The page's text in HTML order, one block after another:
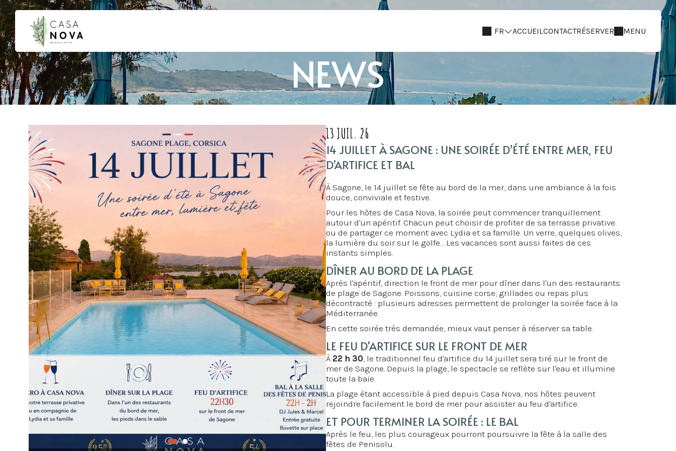
FR ACCUEILCONTACTRÉSERVER MENU
NEWS
13 JUIL. 26
14 JUILLET À SAGONE : UNE SOIRÉE D’ÉTÉ ENTRE MER, FEU
D’ARTIFICE ET BAL
À Sagone, le 14 juillet se fête au bord de la mer, dans une ambiance à la fois
douce, conviviale et festive.
Pour les hôtes de Casa Nova, la soirée peut commencer tranquillement
autour d'un apéritif. Chacun peut choisir de profiter de sa terrasse privative
ou de partager ce moment avec Lydia et sa famille. Un verre, quelques olives,
la lumière du soir sur le golfe… Les vacances sont aussi faites de ces
instants simples.
DÎNER AU BORD DE LA PLAGE
Après l'apéritif, direction le front de mer pour dîner dans l'un des restaurants
de plage de Sagone. Poissons, cuisine corse, grillades ou repas plus
décontracté : plusieurs adresses permettent de prolonger la soirée face à la
Méditerranée.
En cette soirée très demandée, mieux vaut penser à réserver sa table.
LE FEU D'ARTIFICE SUR LE FRONT DE MER
À 22 h 30, le traditionnel feu d'artifice du 14 juillet sera tiré sur le front de
mer de Sagone. Depuis la plage, le spectacle se reflète sur l'eau et illumine
toute la baie.
La plage étant accessible à pied depuis Casa Nova, nos hôtes peuvent
rejoindre facilement le bord de mer pour assister au feu d'artifice.
ET POUR TERMINER LA SOIRÉE : LE BAL
Après le feu, les plus courageux pourront poursuivre la fête à la salle des
fêtes de Penisolu.